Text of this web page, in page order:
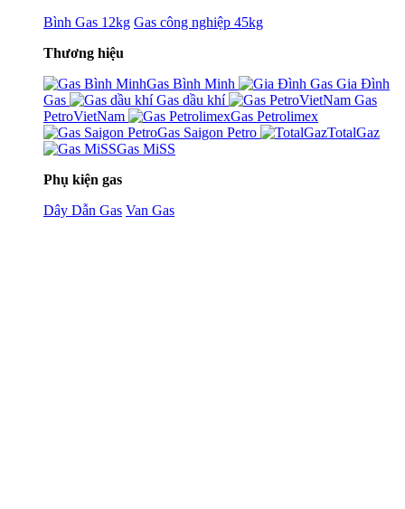
Bình Gas 12kg Gas công nghiệp 45kg
Thương hiệu
Gas Bình Minh
Gia Đình
Gas
Gas dầu khí
Gas
PetroVietNam
Gas Petrolimex
Gas Saigon Petro
TotalGaz
Gas MiSS
Phụ kiện gas
Dây Dẫn Gas Van Gas